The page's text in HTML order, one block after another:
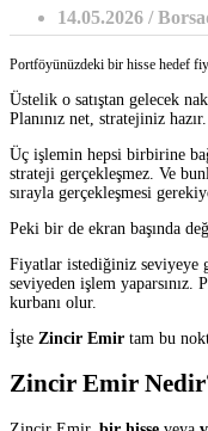
14.05.2026 /
Portföyünüzdeki bir hisse hedef
Üstelik o satıştan gelecek
Planınız net, stratejiniz hazır.
Üç işlemin hepsi birbirine
strateji gerçekleşmez. Ve
sırayla gerçekleşmesi
Peki bir de ekran başında
Fiyatlar istediğiniz seviyeye
seviyeden işlem yaparsınız.
kurbanı olur.
İşte Zincir Emir tam bu
Zincir Emir